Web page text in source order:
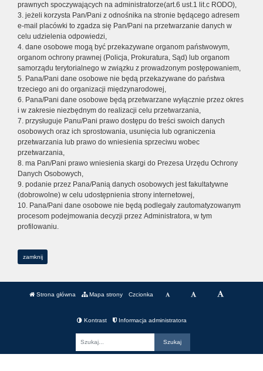
prawnych spoczywających na administratorze(art.6 ust.1 lit.c RODO),
3. jeżeli korzysta Pan/Pani z odnośnika na stronie będącego adresem
e-mail placówki to zgadza się Pan/Pani na przetwarzanie danych w
celu udzielenia odpowiedzi,
4. dane osobowe mogą być przekazywane organom państwowym,
organom ochrony prawnej (Policja, Prokuratura, Sąd) lub organom
samorządu terytorialnego w związku z prowadzonym postępowaniem,
5. Pana/Pani dane osobowe nie będą przekazywane do państwa
trzeciego ani do organizacji międzynarodowej,
6. Pana/Pani dane osobowe będą przetwarzane wyłącznie przez okres
i w zakresie niezbędnym do realizacji celu przetwarzania,
7. przysługuje Panu/Pani prawo dostępu do treści swoich danych
osobowych oraz ich sprostowania, usunięcia lub ograniczenia
przetwarzania lub prawo do wniesienia sprzeciwu wobec
przetwarzania,
8. ma Pan/Pani prawo wniesienia skargi do Prezesa Urzędu Ochrony
Danych Osobowych,
9. podanie przez Pana/Panią danych osobowych jest fakultatywne
(dobrowolne) w celu udostępnienia strony internetowej,
10. Pana/Pani dane osobowe nie będą podlegały zautomatyzowanym
procesom podejmowania decyzji przez Administratora, w tym
profilowaniu.
zamknij
Strona główna Mapa strony Czcionka
Kontrast Informacja administratora